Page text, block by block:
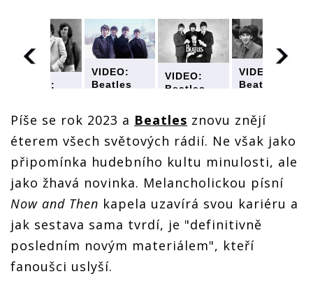
VIDEO:
hlas
Johna
Lennona,
vydali
svou
poslední
píseň Now
and Then
VIDEO:
Beatles
Johna
Lennona,
vydali
svou
píseň Now
and Then
VIDEO:
Beatles
hlas
Johna
Lennona,
svou
poslední
píseň Now
and Then
VIDEO:
Beatles
Johna
Lennona,
vydali
svou
píseň Now
and Then
Píše se rok 2023 a Beatles znovu znějí
éterem všech světových rádií. Ne však jako
připomínka hudebního kultu minulosti, ale
jako žhavá novinka. Melancholickou písní
Now and Then kapela uzavírá svou kariéru a
jak sestava sama tvrdí, je "definitivně
posledním novým materiálem", kteří
fanoušci uslyší.